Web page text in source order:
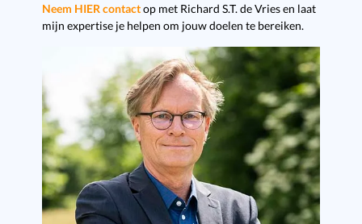
Neem HIER contactop met Richard S.T. de Vries en laat
mijn expertise je helpen om jouw doelen te bereiken.